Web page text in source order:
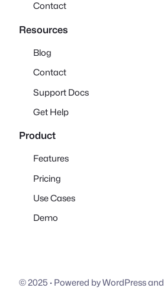
Contact
Resources
Blog
Contact
Support Docs
Get Help
Product
Features
Pricing
Use Cases
Demo
© 2025 · Powered by WordPress and